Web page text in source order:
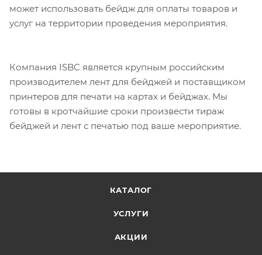
может использовать бейдж для оплаты товаров и
услуг на территории проведения мероприятия.
Компания ISBC является крупным российским
производителем лент для бейджей и поставщиком
принтеров для печати на картах и бейджах. Мы
готовы в кротчайшие сроки произвести тираж
бейджей и лент с печатью под ваше мероприятие.
КАТАЛОГ
УСЛУГИ
АКЦИИ